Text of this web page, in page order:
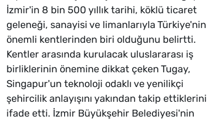
İzmir'in 8 bin 500 yıllık tarihi, köklü ticaret
geleneği, sanayisi ve limanlarıyla Türkiye'nin
önemli kentlerinden biri olduğunu belirtti.
Kentler arasında kurulacak uluslararası iş
birliklerinin önemine dikkat çeken Tugay,
Singapur'un teknoloji odaklı ve yenilikçi
şehircilik anlayışını yakından takip ettiklerini
ifade etti. İzmir Büyükşehir Belediyesi'nin